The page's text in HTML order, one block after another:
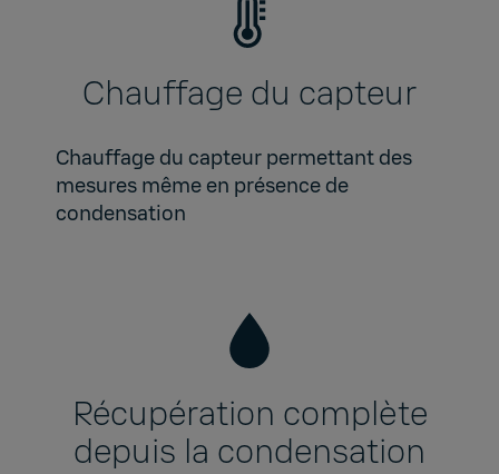
Chauffage du capteur
Chauffage du capteur permettant des
mesures même en présence de
condensation
Récupération complète
depuis la condensation